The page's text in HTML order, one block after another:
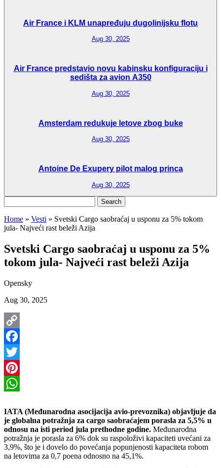
Air France i KLM unapređuju dugolinijsku flotu
Aug 30, 2025
Air France predstavio novu kabinsku konfiguraciju i
sedišta za avion A350
Aug 30, 2025
Amsterdam redukuje letove zbog buke
Aug 30, 2025
Antoine De Exupery pilot malog princa
Aug 30, 2025
for:
Home » Vesti » Svetski Cargo saobraćaj u usponu za 5% tokom
jula- Najveći rast beleži Azija
Svetski Cargo saobraćaj u usponu za 5%
tokom jula- Najveći rast beleži Azija
Opensky
Aug 30, 2025
Copy
Link
Facebook
Twitter
Pinterest
IATA (Međunarodna asocijacija avio-prevoznika) objavljuje da
je globalna potražnja za cargo saobraćajem porasla za 5,5% u
odnosu na isti period jula prethodne godine. Međunarodna
potražnja je porasla za 6% dok su raspoloživi kapaciteti uvećani za
3,9%, što je i dovelo do povećanja popunjenosti kapaciteta robom
na letovima za 0,7 poena odnosno na 45,1%.